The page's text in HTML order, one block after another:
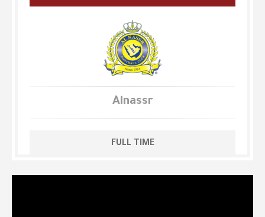
Alnassr
FULL TIME